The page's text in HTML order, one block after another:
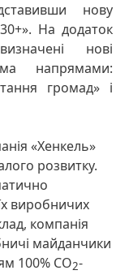
нову
На додаток
нові
напрямами:
громад» і
«Хенкель»
розвитку.
виробничих
компанія
майданчики
100% CO2-